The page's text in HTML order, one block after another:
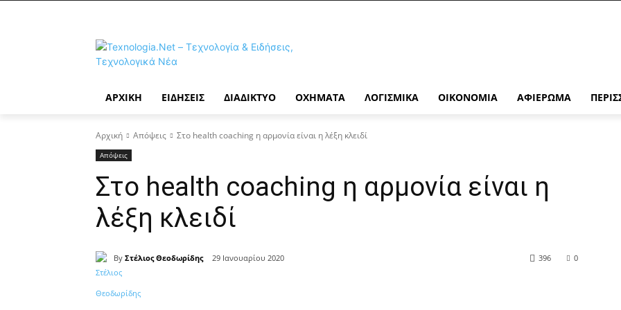
ΑΡΧΙΚΉ ΕΙΔΉΣΕΙΣ ΔΙΑΔΊΚΤΥΟ ΟΧΉΜΑΤΑ ΛΟΓΙΣΜΙΚΆ ΟΙΚΟΝΟΜΊΑ ΑΦΙΈΡΩΜΑ
Αρχική Απόψεις Στο health coaching η αρµονία είναι η λέξη κλειδί
Απόψεις
Στο health coaching η αρµονία είναι η
λέξη κλειδί
By Στέλιος Θεοδωρίδης 29 Ιανουαρίου 2020 0
396
Κοινοποίηση